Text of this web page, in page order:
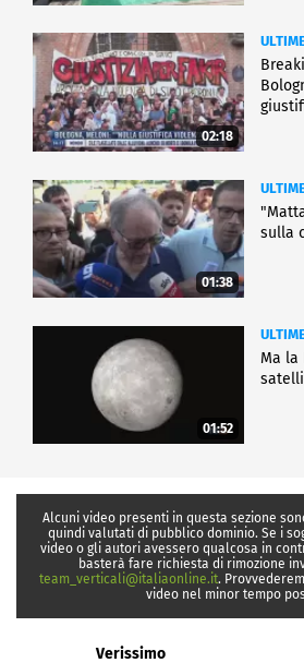
02:18
01:38
sulla
01:52
Ma la
Alcuni video presenti in questa sezione
quindi valutati di pubblico dominio. Se i
video o gli autori avessero qualcosa in
basterà fare richiesta di rimozione
team_verticali@italiaonline.it.
video nel minor tempo
Verissimo